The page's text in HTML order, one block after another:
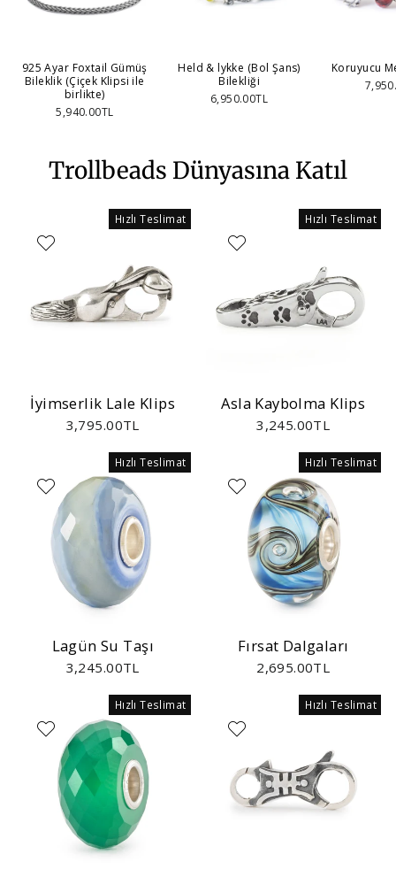
925 Ayar Foxtail Gümüş
Bileklik (Çiçek Klipsi ile
birlikte)
5,940.00TL
Held & lykke (Bol Şans)
Bilekliği
6,950.00TL
Koruyucu
Trollbeads Dünyasına Katıl
Hızlı Teslimat
İyimserlik Lale Klips
3,795.00TL
Hızlı Teslimat
Asla Kaybolma Klips
3,245.00TL
Hızlı Teslimat
Lagün Su Taşı
3,245.00TL
Hızlı Teslimat
Fırsat Dalgaları
2,695.00TL
Hızlı Teslimat Hızlı Teslimat